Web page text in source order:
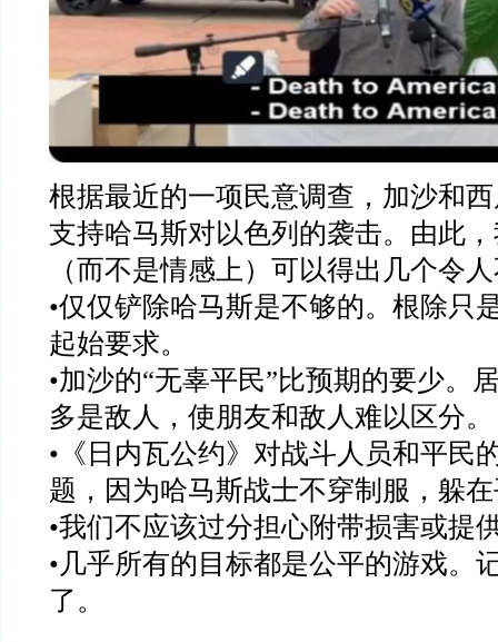
根据最近的一项民意调查，加沙和
支持哈马斯对以色列的袭击。由此
（而不是情感上）可以得出几个令
•仅仅铲除哈马斯是不够的。根除只
起始要求。
•加沙的“无辜平民”比预期的要少。
多是敌人，使朋友和敌人难以区分。
•《日内瓦公约》对战斗人员和平民
题，因为哈马斯战士不穿制服，躲
•我们不应该过分担心附带损害或提
•几乎所有的目标都是公平的游戏。
了。